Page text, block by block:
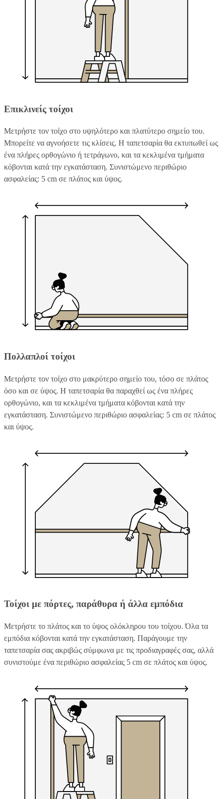
Επικλινείς τοίχοι
Μετρήστε τον τοίχο στο υψηλότερο και πλατύτερο σημείο του.
Μπορείτε να αγνοήσετε τις κλίσεις. Η ταπετσαρία θα εκτυπωθεί ως
ένα πλήρες ορθογώνιο ή τετράγωνο, και τα κεκλιμένα τμήματα
κόβονται κατά την εγκατάσταση. Συνιστώμενο περιθώριο
ασφαλείας: 5 cm σε πλάτος και ύψος.
Πολλαπλοί τοίχοι
Μετρήστε τον τοίχο στο μακρύτερο σημείο του, τόσο σε πλάτος
όσο και σε ύψος. Η ταπετσαρία θα παραχθεί ως ένα πλήρες
ορθογώνιο, και τα κεκλιμένα τμήματα κόβονται κατά την
εγκατάσταση. Συνιστώμενο περιθώριο ασφαλείας: 5 cm σε πλάτος
και ύψος.
Τοίχοι με πόρτες, παράθυρα ή άλλα εμπόδια
Μετρήστε το πλάτος και το ύψος ολόκληρου του τοίχου. Όλα τα
εμπόδια κόβονται κατά την εγκατάσταση. Παράγουμε την
ταπετσαρία σας ακριβώς σύμφωνα με τις προδιαγραφές σας, αλλά
συνιστούμε ένα περιθώριο ασφαλείας 5 cm σε πλάτος και ύψος.